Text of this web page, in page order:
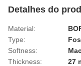
Detalhes do
Material:
Type:
Softness:
Thickness:
27